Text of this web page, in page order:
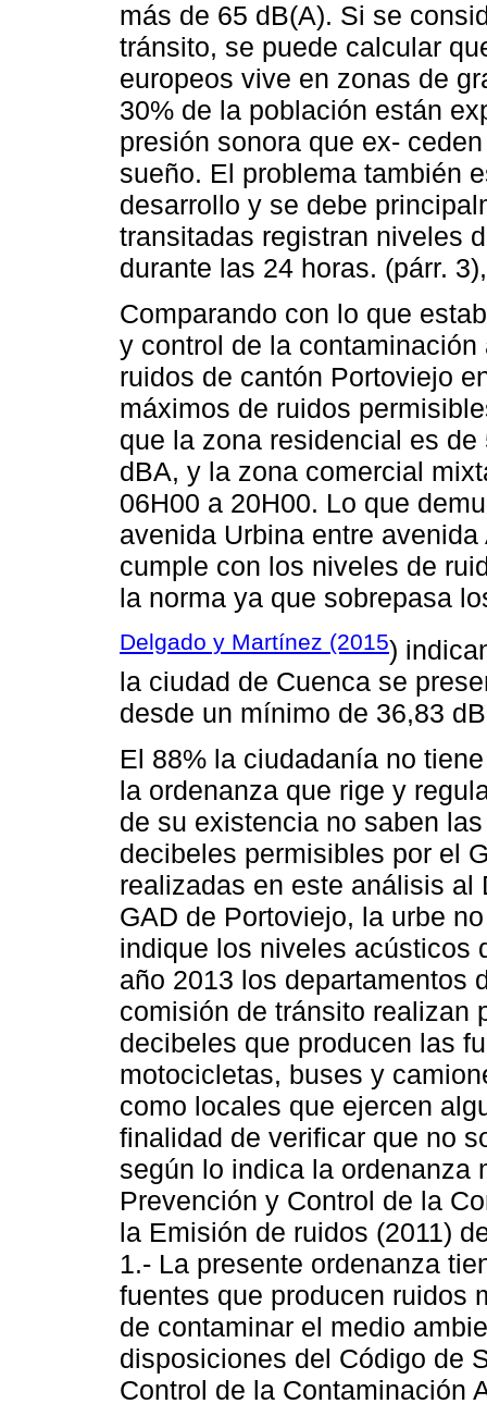
más de 65 dB(A). Si se
tránsito, se puede calcular
europeos vive en zonas de
30% de la población están
presión sonora que ex-
sueño. El problema también
desarrollo y se debe
transitadas registran niveles
durante las 24 horas. (párr. 3),
Comparando con lo que
y control de la
ruidos de cantón Portoviejo
máximos de ruidos
que la zona residencial es
dBA, y la zona comercial
06H00 a 20H00. Lo que
avenida Urbina entre
cumple con los niveles de
la norma ya que sobrepasa
Delgado y Martínez (2015)
la ciudad de Cuenca se
desde un mínimo de 36,83
El 88% la ciudadanía no
la ordenanza que rige y
de su existencia no saben
decibeles permisibles por el
realizadas en este análisis al
GAD de Portoviejo, la urbe
indique los niveles acústicos
año 2013 los departamentos
comisión de tránsito realizan
decibeles que producen las
motocicletas, buses y
como locales que ejercen
finalidad de verificar que no
según lo indica la ordenanza
Prevención y Control de la
la Emisión de ruidos (2011)
1.- La presente ordenanza
fuentes que producen ruidos
de contaminar el medio
disposiciones del Código de
Control de la Contaminación